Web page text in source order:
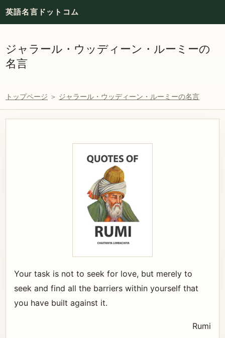
英語名言ドットコム
ジャラール・ウッディーン・ルーミーの
名言
トップページ ＞ ジャラール・ウッディーン・ルーミーの名言
Your task is not to seek for love, but merely to
seek and find all the barriers within yourself that
you have built against it.
Rumi